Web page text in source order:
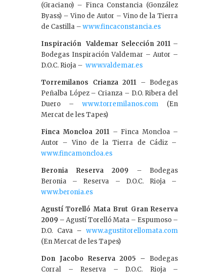
(Graciano) – Finca Constancia (González
Byass) – Vino de Autor – Vino de la Tierra
de Castilla – www.fincaconstancia.es
Inspiración Valdemar Selección 2011–
Bodegas Inspiración Valdemar – Autor –
D.O.C. Rioja – www.valdemar.es
Torremilanos Crianza 2011 – Bodegas
Peñalba López – Crianza – D.O. Ribera del
Duero – www.torremilanos.com (En
Mercat de les Tapes)
Finca Moncloa 2011 – Finca Moncloa –
Autor – Vino de la Tierra de Cádiz –
www.fincamoncloa.es
Beronia Reserva 2009 – Bodegas
Beronia – Reserva – D.O.C. Rioja –
www.beronia.es
Agustí Torelló Mata Brut Gran Reserva
2009 – Agustí Torelló Mata – Espumoso –
D.O. Cava–www.agustitorellomata.com
(En Mercat de les Tapes)
Don Jacobo Reserva 2005 – Bodegas
Corral – Reserva – D.O.C. Rioja –